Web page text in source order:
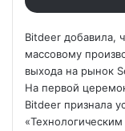
Bitdeer добавила,
массовому
выхода на рынок
На первой
Bitdeer признала